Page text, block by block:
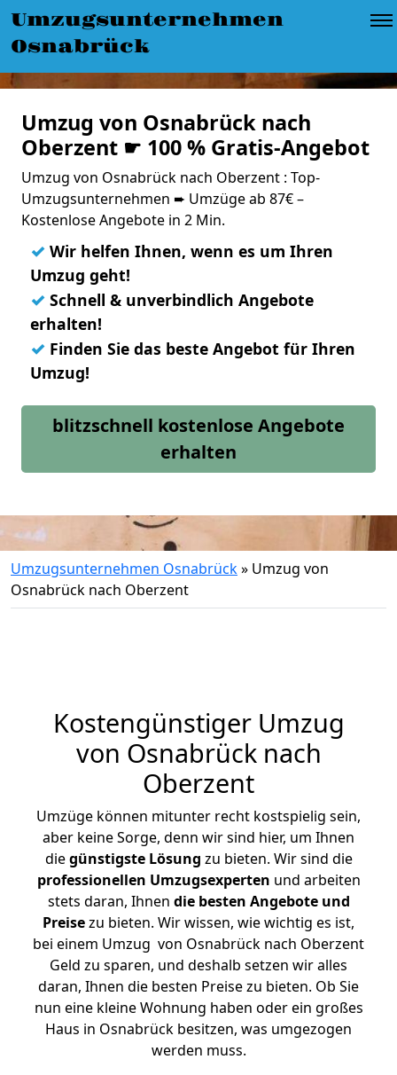
Umzugsunternehmen
Osnabrück
Umzug von Osnabrück nach
Oberzent ☛ 100 % Gratis-Angebot
Umzug von Osnabrück nach Oberzent : Top-
Umzugsunternehmen ➨ Umzüge ab 87€ –
Kostenlose Angebote in 2 Min.
✓ Wir helfen Ihnen, wenn es um Ihren
Umzug geht!
✓ Schnell & unverbindlich Angebote
erhalten!
✓ Finden Sie das beste Angebot für Ihren
Umzug!
blitzschnell kostenlose Angebote
erhalten
Umzugsunternehmen Osnabrück» Umzug von
Osnabrück nach Oberzent
Kostengünstiger Umzug
von Osnabrück nach
Oberzent
Umzüge können mitunter recht kostspielig sein,
aber keine Sorge, denn wir sind hier, um Ihnen
diegünstigste Lösung zu bieten. Wir sind die
professionellen Umzugsexperten und arbeiten
stets daran, Ihnen die besten Angebote und
Preisezu bieten. Wir wissen, wie wichtig es ist,
bei einem Umzug von Osnabrück nach Oberzent
Geld zu sparen, und deshalb setzen wir alles
daran, Ihnen die besten Preise zu bieten. Ob Sie
nun eine kleine Wohnung haben oder ein großes
Haus in Osnabrück besitzen, was umgezogen
werden muss.